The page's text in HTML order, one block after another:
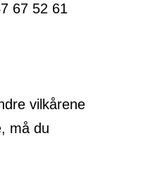
67 52 61
vilkårene
må du